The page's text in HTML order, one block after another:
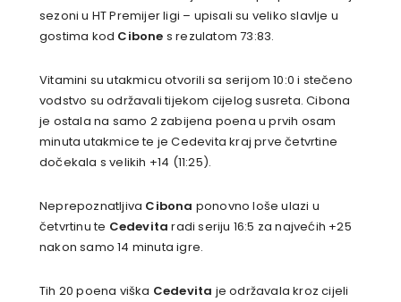
sezoni u HT Premijer ligi – upisali su veliko slavlje u
gostima kod Cibone s rezulatom 73:83.
Vitamini su utakmicu otvorili sa serijom 10:0 i stečeno
vodstvo su održavali tijekom cijelog susreta. Cibona
je ostala na samo 2 zabijena poena u prvih osam
minuta utakmice te je Cedevita kraj prve četvrtine
dočekala s velikih +14 (11:25).
Neprepoznatljiva Cibona ponovno loše ulazi u
četvrtinu te Cedevita radi seriju 16:5 za najvećih +25
nakon samo 14 minuta igre.
Tih 20 poena viška Cedevita je održavala kroz cijeli